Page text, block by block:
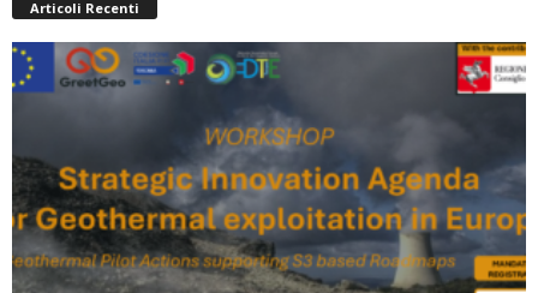
Articoli Recenti